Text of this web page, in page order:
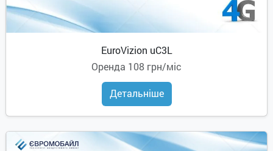
EuroVizion uC3L
Оренда 108 грн/міс
Детальніше